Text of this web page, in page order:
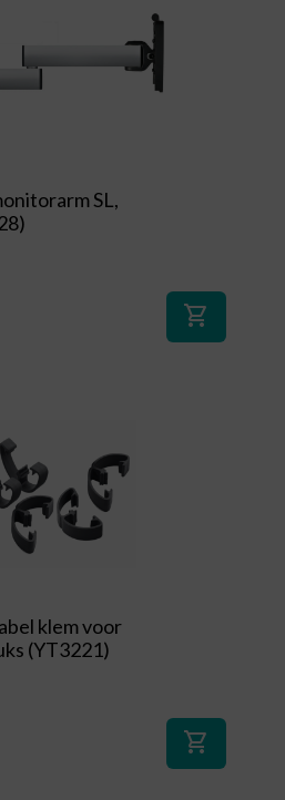
SL,
shopping_cart
klem voor
(YT3221)
shopping_cart